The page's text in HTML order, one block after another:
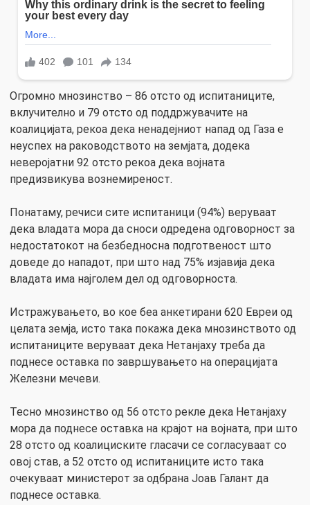
Огромно мнозинство – 86 отсто од испитаниците,
вклучително и 79 отсто од поддржувачите на
коалицијата, рекоа дека ненадејниот напад од Газа е
неуспех на раководството на земјата, додека
неверојатни 92 отсто рекоа дека војната
предизвикува вознемиреност.
Понатаму, речиси сите испитаници (94%) веруваат
дека владата мора да сноси одредена одговорност за
недостатокот на безбедносна подготвеност што
доведе до нападот, при што над 75% изјавија дека
владата има најголем дел од одговорноста.
Истражувањето, во кое беа анкетирани 620 Евреи од
целата земја, исто така покажа дека мнозинството од
испитаниците веруваат дека Нетанјаху треба да
поднесе оставка по завршувањето на операцијата
Железни мечеви.
Тесно мнозинство од 56 отсто рекле дека Нетанјаху
мора да поднесе оставка на крајот на војната, при што
28 отсто од коалициските гласачи се согласуваат со
овој став, а 52 отсто од испитаниците исто така
очекуваат министерот за одбрана Јоав Галант да
поднесе оставка.